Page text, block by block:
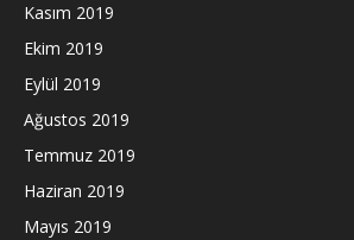
Kasım 2019
Ekim 2019
Eylül 2019
Ağustos 2019
Temmuz 2019
Haziran 2019
Mayıs 2019